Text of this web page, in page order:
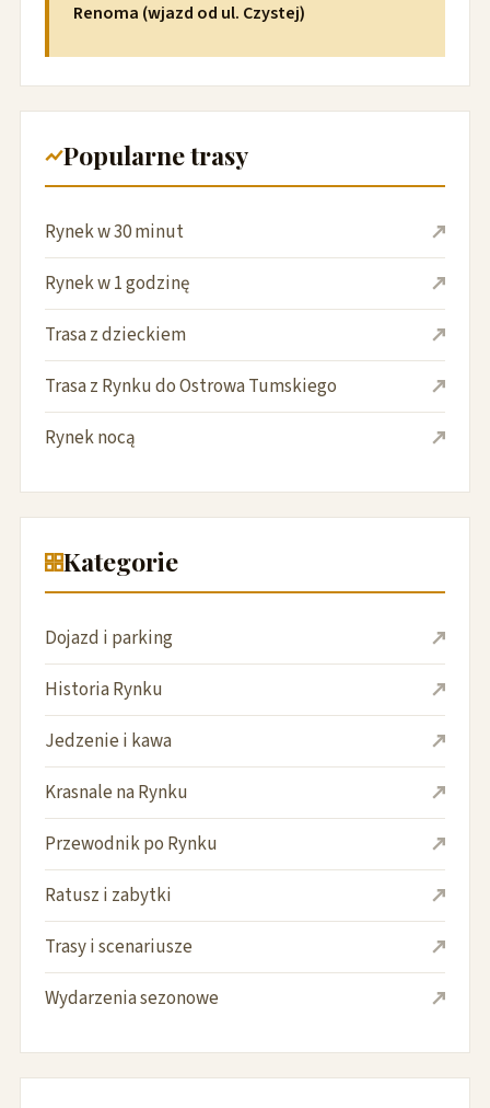
Renoma (wjazd od ul. Czystej)
Popularne trasy
Rynek w 30 minut
Rynek w 1 godzinę
Trasa z dzieckiem
Trasa z Rynku do Ostrowa Tumskiego
Rynek nocą
Kategorie
Dojazd i parking
Historia Rynku
Jedzenie i kawa
Krasnale na Rynku
Przewodnik po Rynku
Ratusz i zabytki
Trasy i scenariusze
Wydarzenia sezonowe